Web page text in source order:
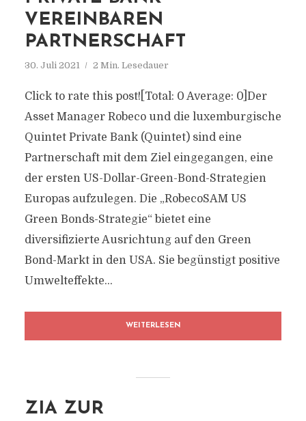
VEREINBAREN
PARTNERSCHAFT
30. Juli 2021 2 Min. Lesedauer
Click to rate this post![Total: 0 Average: 0]Der
Asset Manager Robeco und die luxemburgische
Quintet Private Bank (Quintet) sind eine
Partnerschaft mit dem Ziel eingegangen, eine
der ersten US-Dollar-Green-Bond-Strategien
Europas aufzulegen. Die „RobecoSAM US
Green Bonds-Strategie“ bietet eine
diversifizierte Ausrichtung auf den Green
Bond-Markt in den USA. Sie begünstigt positive
Umwelteffekte...
WEITERLESEN
ZIA ZUR